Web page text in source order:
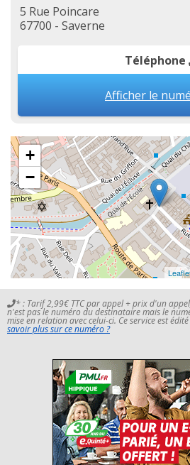
5 Rue Poincare
67700 - Saverne
Téléphone
Afficher le
+
−
* : Tarif 2,99€ TTC par appel + prix d'un
n'est pas le numéro du destinataire mais le
mise en relation avec celui-ci. Ce service est
savoir plus sur ce numéro ?